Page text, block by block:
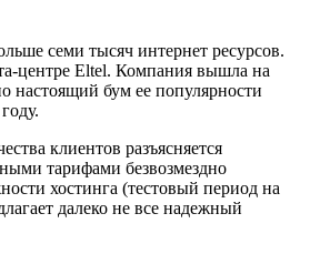
семи тысяч интернет ресурсов.
центре Eltel. Компания вышла на
настоящий бум ее популярности
клиентов разъясняется
тарифами безвозмездно
хостинга (тестовый период на
далеко не все надежный